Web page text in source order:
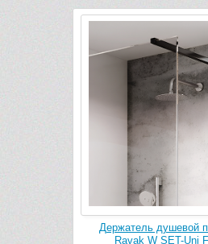
Держатель душевой
Ravak W SET-Uni